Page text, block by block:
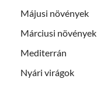
Májusi növények
Márciusi növények
Mediterrán
Nyári virágok